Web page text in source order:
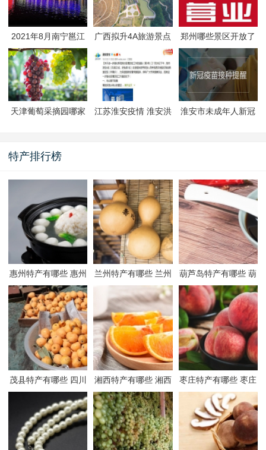
2021年8月南宁邕江
夜游活动
广西拟升4A旅游景点
郑州哪些景区开放了
郑州景区什么时候恢
复开放
天津葡萄采摘园哪家
江苏淮安疫情 淮安洪
淮安市未成年人新冠
特产排行榜
惠州特产有哪些 惠州
有哪些特产
兰州特产有哪些 兰州
有哪些特产
葫芦岛特产有哪些 葫
芦岛有哪些特产
茂县特产有哪些 四川
茂县有哪些特产
湘西特产有哪些 湘西
有哪些特产
枣庄特产有哪些 枣庄
有哪些特产